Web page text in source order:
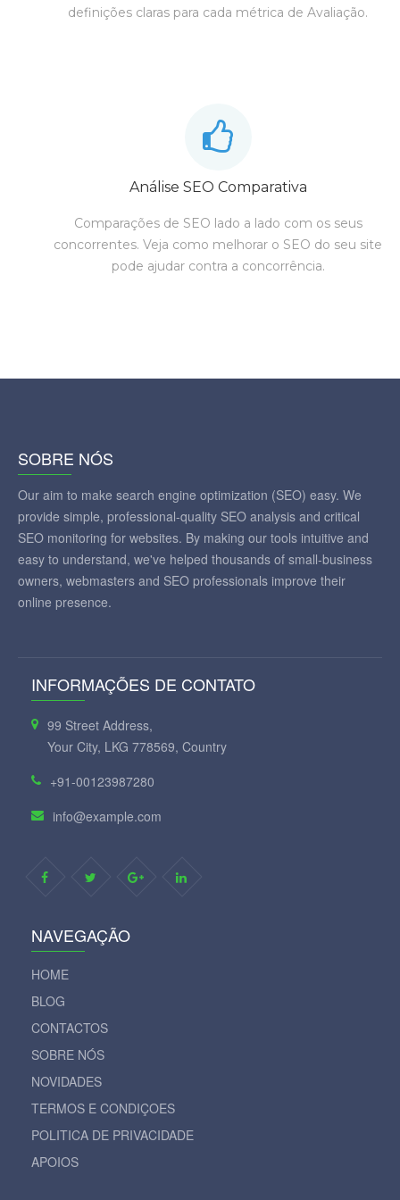
definições claras para cada métrica de Avaliação.
Análise SEO Comparativa
Comparações de SEO lado a lado com os seus
concorrentes. Veja como melhorar o SEO do seu site
pode ajudar contra a concorrência.
SOBRE NÓS
Our aim to make search engine optimization (SEO) easy. We
provide simple, professional-quality SEO analysis and critical
SEO monitoring for websites. By making our tools intuitive and
easy to understand, we've helped thousands of small-business
owners, webmasters and SEO professionals improve their
online presence.
INFORMAÇÕES DE CONTATO
99 Street Address,
Your City, LKG 778569, Country
+91-00123987280
info@example.com
NAVEGAÇÃO
HOME
BLOG
CONTACTOS
SOBRE NÓS
NOVIDADES
TERMOS E CONDIÇOES
POLITICA DE PRIVACIDADE
APOIOS